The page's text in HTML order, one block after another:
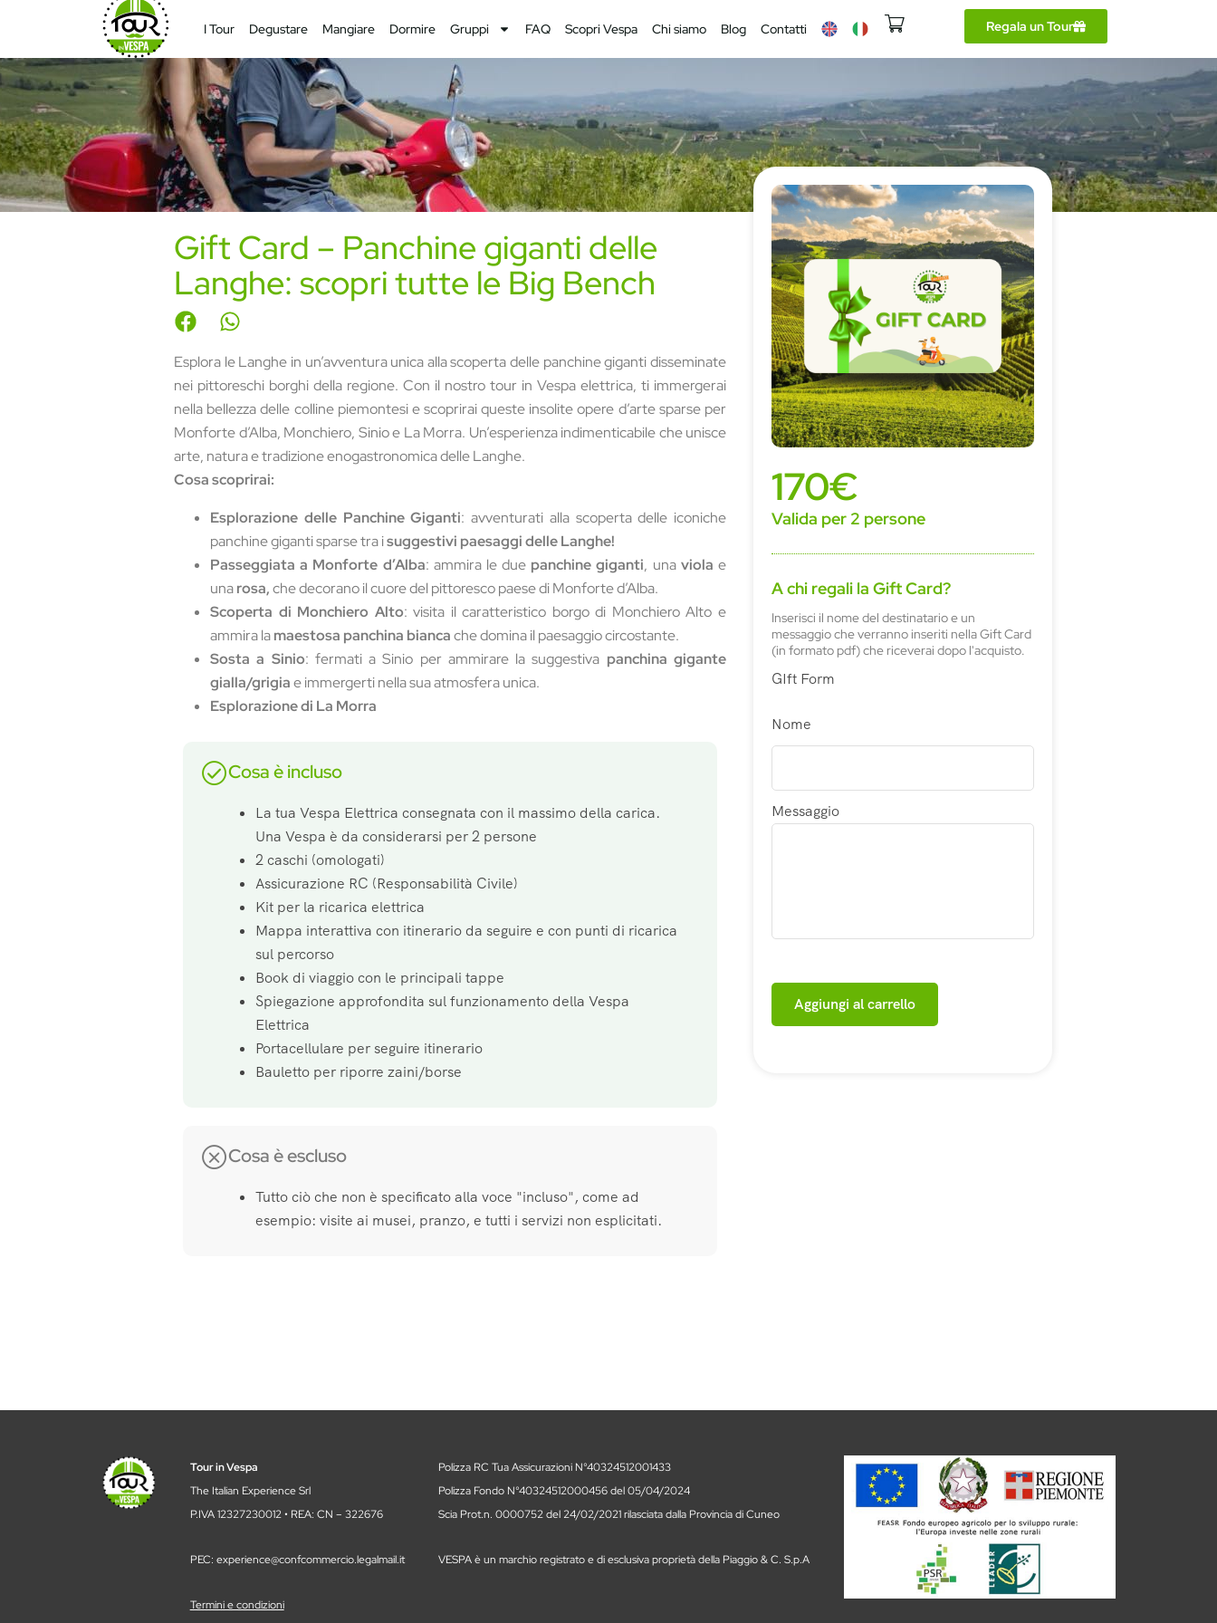
I Tour Degustare Mangiare Dormire Gruppi FAQ Scopri Vespa Chi siamo Blog Contatti Regala un Tour
Gift Card – Panchine giganti delle
Langhe: scopri tutte le Big Bench
Esplora le Langhe in un’avventura unica alla scoperta delle panchine giganti disseminate
nei pittoreschi borghi della regione. Con il nostro tour in Vespa elettrica, ti immergerai
nella bellezza delle colline piemontesi e scoprirai queste insolite opere d’arte sparse per
Monforte d’Alba, Monchiero, Sinio e La Morra. Un’esperienza indimenticabile che unisce
arte, natura e tradizione enogastronomica delle Langhe.
Cosa scoprirai:
Esplorazione delle Panchine Giganti: avventurati alla scoperta delle iconiche
panchine giganti sparse tra isuggestivi paesaggi delle Langhe!
Passeggiata a Monforte d’Alba: ammira le due panchine giganti, una violae
unarosa,che decorano il cuore del pittoresco paese di Monforte d’Alba.
Scoperta di Monchiero Alto: visita il caratteristico borgo di Monchiero Alto e
ammira lamaestosa panchina biancache domina il paesaggio circostante.
Sosta a Sinio: fermati a Sinio per ammirare la suggestiva panchina gigante
gialla/grigiae immergerti nella sua atmosfera unica.
Esplorazione di La Morra
Cosa è incluso
La tua Vespa Elettrica consegnata con il massimo della carica.
Una Vespa è da considerarsi per 2 persone
2 caschi (omologati)
Assicurazione RC (Responsabilità Civile)
Kit per la ricarica elettrica
Mappa interattiva con itinerario da seguire e con punti di ricarica
sul percorso
Book di viaggio con le principali tappe
Spiegazione approfondita sul funzionamento della Vespa
Elettrica
Portacellulare per seguire itinerario
Bauletto per riporre zaini/borse
Cosa è escluso
Tutto ciò che non è specificato alla voce "incluso", come ad
esempio: visite ai musei, pranzo, e tutti i servizi non esplicitati.
170€
Valida per 2 persone
A chi regali la Gift Card?
Inserisci il nome del destinatario e un
messaggio che verranno inseriti nella Gift Card
(in formato pdf) che riceverai dopo l'acquisto.
GIft Form
Nome
Messaggio
Aggiungi al carrello
Tour in Vespa
The Italian Experience Srl
P.IVA 12327230012 • REA: CN – 322676
PEC: experience@confcommercio.legalmail.it
Termini e condizioni
Polizza RC Tua Assicurazioni N°40324512001433
Polizza Fondo N°40324512000456 del 05/04/2024
Scia Prot.n. 0000752 del 24/02/2021 rilasciata dalla Provincia di Cuneo
VESPA è un marchio registrato e di esclusiva proprietà della Piaggio & C. S.p.A